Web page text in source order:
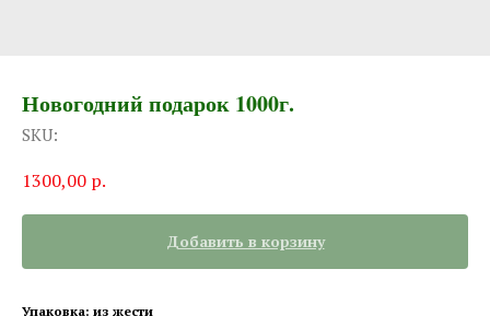
Новогодний подарок 1000г.
SKU:
1300,00 р.
Добавить в корзину
Упаковка: из жести